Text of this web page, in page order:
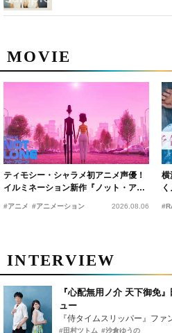
MOVIE
ティモシー・シャラメ初アニメ声優！
イルミネーション新作『ノット・アロ
#アニメ #アニメーション 2026.08.06
横
INTERVIEW
『心配無用ノ介 天下御免
ュー
#田村ツトム #沙倉ゆうの